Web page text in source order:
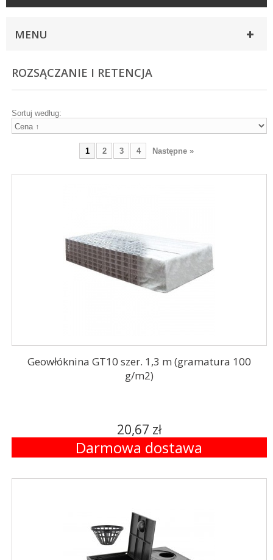
MENU
ROZSĄCZANIE I RETENCJA
Sortuj według:
1 2 3 4 Następne »
Geowłóknina GT10 szer. 1,3 m (gramatura 100
g/m2)
20,67 zł
Darmowa dostawa